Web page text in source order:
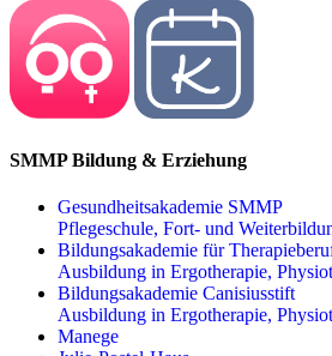
SMMP Bildung & Erziehung
Gesundheitsakademie SMMP
Pflegeschule, Fort- und
Bildungsakademie für
Ausbildung in Ergotherapie,
Bildungsakademie Canisiusstift
Ausbildung in Ergotherapie,
Manege